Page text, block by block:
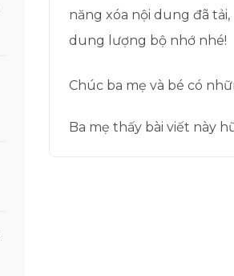
năng xóa nội dung đã
dung lượng bộ nhớ nhé!
Chúc ba mẹ và bé có
Ba mẹ thấy bài viết này